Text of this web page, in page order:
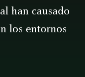
han causado
los entornos